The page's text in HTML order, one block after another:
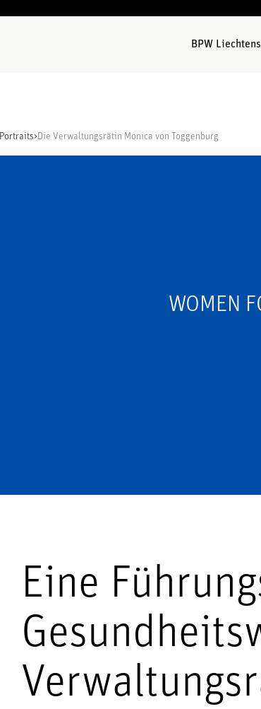
BPW
Portraits> Die Verwaltungsrätin Monica von Toggenburg
WOMEN
Eine